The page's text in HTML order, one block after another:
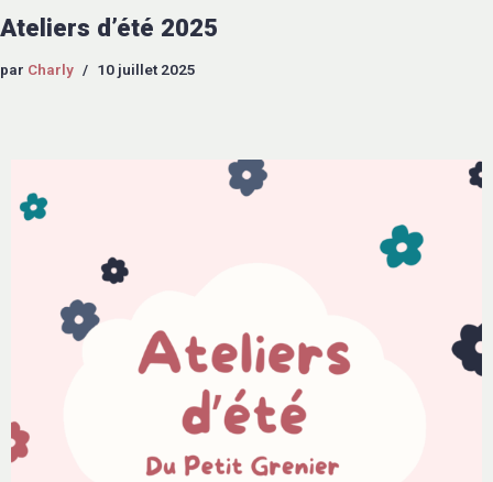
Ateliers d’été 2025
par Charly 10 juillet 2025